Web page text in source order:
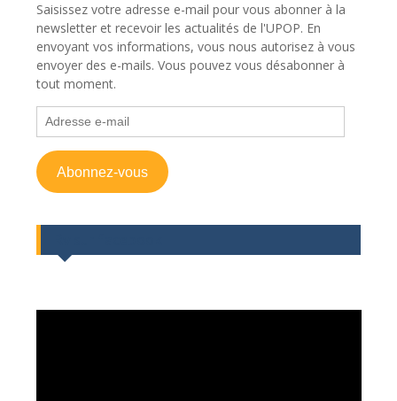
Saisissez votre adresse e-mail pour vous abonner à la
newsletter et recevoir les actualités de l'UPOP. En
envoyant vos informations, vous nous autorisez à vous
envoyer des e-mails. Vous pouvez vous désabonner à
tout moment.
Adresse
e-
mail
Abonnez-vous